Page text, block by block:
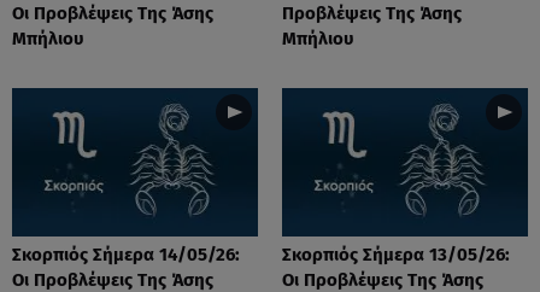
Οι Προβλέψεις Tης Άσης
Μπήλιου
Προβλέψεις Tης Άσης
Μπήλιου
Σκορπιός Σήμερα 14/05/26:
Οι Προβλέψεις Tης Άσης
Σκορπιός Σήμερα 13/05/26:
Οι Προβλέψεις Tης Άσης